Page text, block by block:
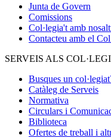
Junta de Govern
Comissions
Col·legia't amb
Contacteu amb el
SERVEIS ALS
Busques un
Catàleg de Serveis
Normativa
Circulars i
Biblioteca
Ofertes de treball i